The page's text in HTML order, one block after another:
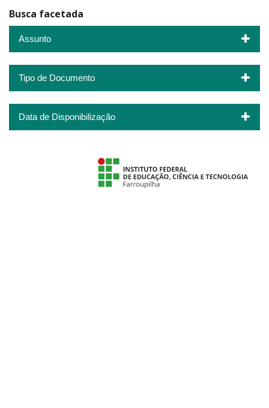
Busca facetada
Assunto
Tipo de Documento
Data de Disponibilização